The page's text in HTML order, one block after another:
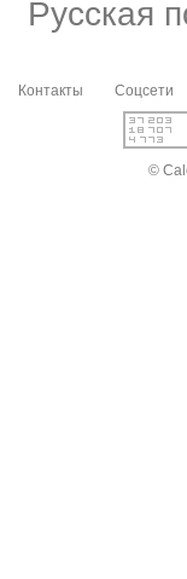
Русская
Контакты Соцсети
©